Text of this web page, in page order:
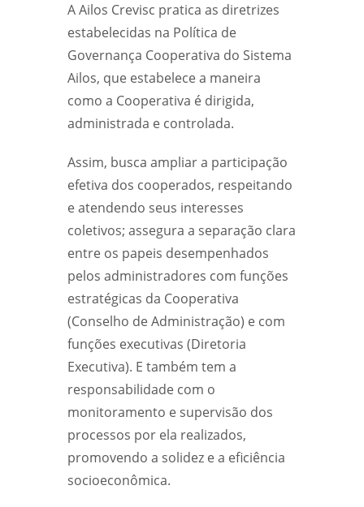
A Ailos Crevisc pratica as diretrizes
estabelecidas na Política de
Governança Cooperativa do Sistema
Ailos, que estabelece a maneira
como a Cooperativa é dirigida,
administrada e controlada.
Assim, busca ampliar a participação
efetiva dos cooperados, respeitando
e atendendo seus interesses
coletivos; assegura a separação clara
entre os papeis desempenhados
pelos administradores com funções
estratégicas da Cooperativa
(Conselho de Administração) e com
funções executivas (Diretoria
Executiva). E também tem a
responsabilidade com o
monitoramento e supervisão dos
processos por ela realizados,
promovendo a solidez e a eficiência
socioeconômica.